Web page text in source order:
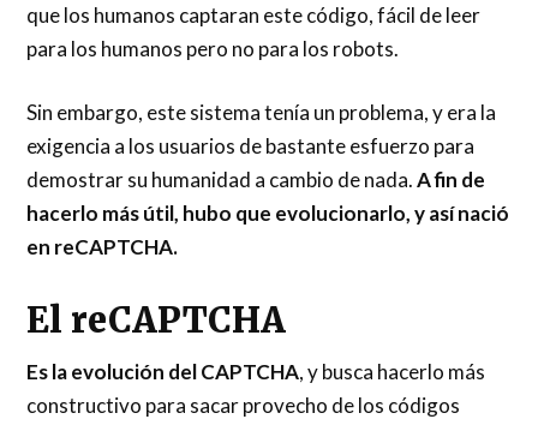
que los humanos captaran este código, fácil de leer
para los humanos pero no para los robots.
Sin embargo, este sistema tenía un problema, y era la
exigencia a los usuarios de bastante esfuerzo para
demostrar su humanidad a cambio de nada.A fin de
hacerlo más útil, hubo que evolucionarlo, y así nació
en reCAPTCHA.
El reCAPTCHA
Es laevolución del CAPTCHA, y busca hacerlo más
constructivo para sacar provecho de los códigos